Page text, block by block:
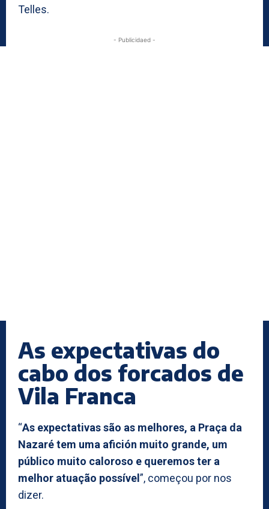
Telles.
- Publicidaed -
As expectativas do
cabo dos forcados de
Vila Franca
“As expectativas são as melhores, a Praça da
Nazaré tem uma afición muito grande, um
público muito caloroso e queremos ter a
melhor atuação possível ”, começou por nos
dizer.